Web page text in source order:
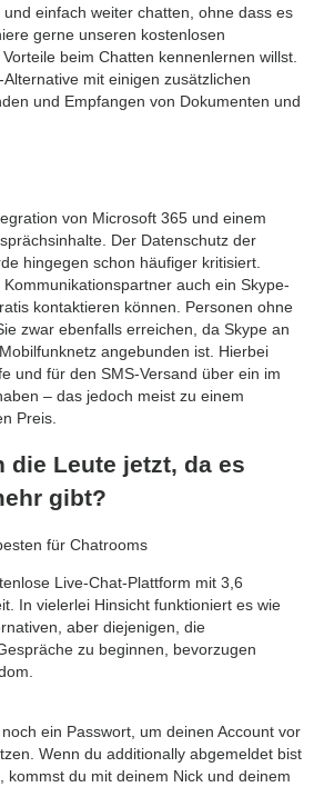
einfach weiter chatten, ohne dass es
gerne unseren kostenlosen
beim Chatten kennenlernen willst.
mit einigen zusätzlichen
und Empfangen von Dokumenten und
von Microsoft 365 und einem
Der Datenschutz der
hingegen schon häufiger kritisiert.
auch ein Skype-
kontaktieren können. Personen ohne
zwar ebenfalls erreichen, da Skype an
angebunden ist. Hierbei
und für den SMS-Versand über ein im
– das jedoch meist zu einem
Preis.
die Leute jetzt, da es
gibt?
für Chatrooms
Live-Chat-Plattform mit 3,6
In vielerlei Hinsicht funktioniert es wie
aber diejenigen, die
zu beginnen, bevorzugen
ein Passwort, um deinen Account vor
Wenn du additionally abgemeldet bist
kommst du mit deinem Nick und deinem